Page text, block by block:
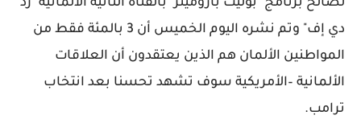
لصالح برنامج "بوليت باروميتر" بالقناة الثانية الألمانية "زد
دي إف" وتم نشره اليوم الخميس أن 3 بالمئة فقط من
المواطنين الألمان هم الذين يعتقدون أن العلاقات
الألمانية –الأمريكية سوف تشهد تحسنا بعد انتخاب
ترامب.